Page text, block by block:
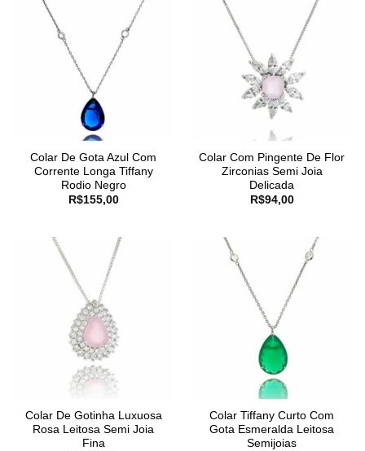
Colar De Gota Azul Com
Corrente Longa Tiffany
Rodio Negro
R$155,00
Colar Com Pingente De Flor
Zirconias Semi Joia
Delicada
R$94,00
Colar De Gotinha Luxuosa
Rosa Leitosa Semi Joia
Fina
Colar Tiffany Curto Com
Gota Esmeralda Leitosa
Semijoias